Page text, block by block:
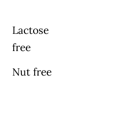
Lactose
free
Nut free